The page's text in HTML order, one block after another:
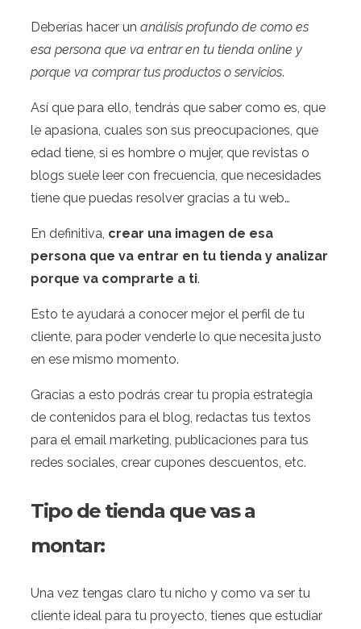
Deberías hacer un análisis profundo de como es
esa persona que va entrar en tu tienda online y
porque va comprar tus productos o servicios.
Así que para ello, tendrás que saber como es, que
le apasiona, cuales son sus preocupaciones, que
edad tiene, si es hombre o mujer, que revistas o
blogs suele leer con frecuencia, que necesidades
tiene que puedas resolver gracias a tu web…
En definitiva, crear una imagen de esa
persona que va entrar en tu tienda y analizar
porque va comprarte a ti.
Esto te ayudará a conocer mejor el perfil de tu
cliente, para poder venderle lo que necesita justo
en ese mismo momento.
Gracias a esto podrás crear tu propia estrategia
de contenidos para el blog, redactas tus textos
para el email marketing, publicaciones para tus
redes sociales, crear cupones descuentos, etc.
Tipo de tienda que vas a
montar:
Una vez tengas claro tu nicho y como va ser tu
cliente ideal para tu proyecto, tienes que estudiar